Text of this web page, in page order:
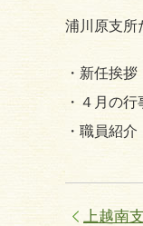
浦川原支所
・新任挨拶
・４月の行
・職員紹介
上越南